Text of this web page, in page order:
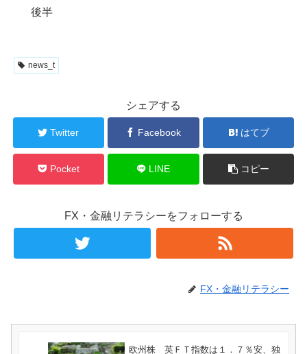
後半
news_t
シェアする
Twitter Facebook はてブ
Pocket LINE コピー
FX・金融リテラシーをフォローする
FX・金融リテラシー
欧州株 英ＦＴ指数は１．７％安、独